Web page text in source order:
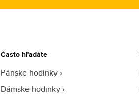
Často hľadáte
Pánske hodinky
Dámske hodinky